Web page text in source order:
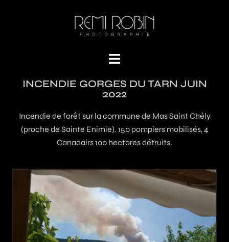
INCENDIE GORGES DU TARN JUIN
2022
Incendie de forêt sur la commune de Mas Saint Chély
(proche de Sainte Enimie). 150 pompiers mobilisés, 4
Canadairs 100 hectares détruits.